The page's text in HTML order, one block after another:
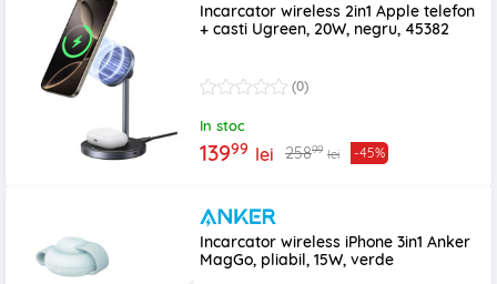
Incarcator wireless 2in1 Apple telefon
+ casti Ugreen, 20W, negru, 45382
(0)
In stoc
13999 lei 25899 lei -45%
Incarcator wireless iPhone 3in1 Anker
MagGo, pliabil, 15W, verde